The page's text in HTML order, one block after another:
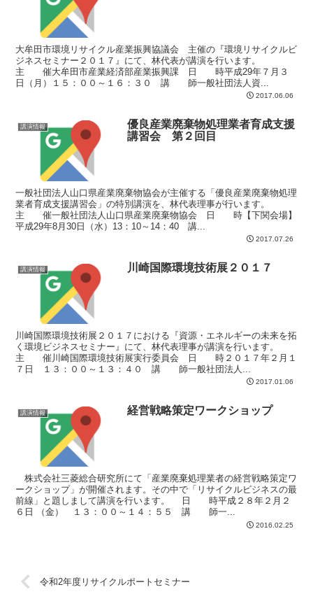
大牟田市環境リサイクル産業振興協議会 主催の『環境リサイクルビ
ジネスセミナー２０１７』にて、林代表が講演を行います。
主 催大牟田市産業経済部産業振興課 日 時平成29年７月３
日（月）１５：００～１６：３０ 講 師一般社団法人資...
2017.06.06
講演情報
優良産業廃棄物処理業者育成支援
講習会 第２回目
一般社団法人山口県産業廃棄物協会が主催する「優良産業廃棄物処理
業者育成支援講習会」の特別講演を、林代表理事が行います。
主 催一般社団法人山口県産業廃棄物協会 日 時【下関会場】
平成29年8月30日（水）13：10～14：40 講...
2017.07.26
講演情報 川崎国際環境技術展２０１７
川崎国際環境技術展２０１７における『資源・エネルギーの未来を拓
く環境ビジネスセミナー』にて、林代表理事が講演を行います。
主 催川崎国際環境技術展実行委員会 日 時２０１７年２月１
７日 １３：００～１３：４０ 講 師一般社団法人...
2017.01.06
講演情報 経営戦略策定ワークショップ
株式会社三菱総合研究所にて「産業廃棄処理業者の経営戦略策定ワ
ークショップ」が開催されます。その中で「リサイクルビジネスの最
前線」と題しまして講演を行います。 日 時平成２８年２月２
６日 （金） １３：００～１４：５５ 講 師一...
2016.02.25
令和2年度リサイクルポートセミナー